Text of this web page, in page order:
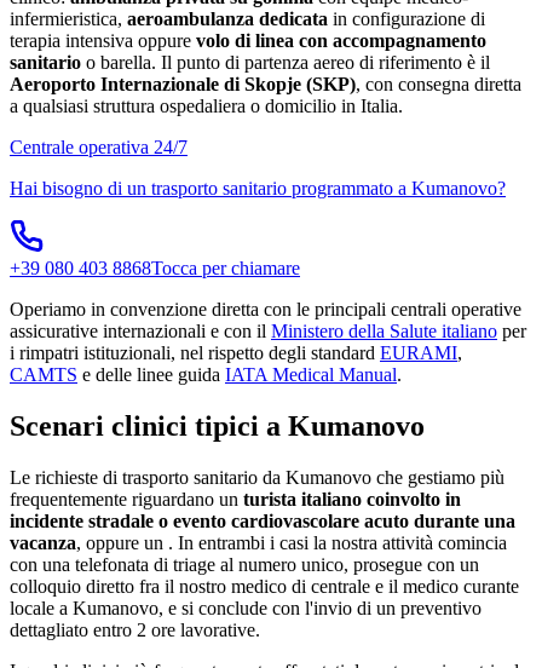
infermieristica, aeroambulanza dedicata in configurazione di
terapia intensiva oppure volo di linea con accompagnamento
sanitario o barella. Il punto di partenza aereo di riferimento è il
Aeroporto Internazionale di Skopje (SKP), con consegna diretta
a qualsiasi struttura ospedaliera o domicilio in Italia.
Centrale operativa 24/7
Hai bisogno di un trasporto sanitario programmato a Kumanovo?
+39 080 403 8868Tocca per chiamare
Operiamo in convenzione diretta con le principali centrali operative
assicurative internazionali e con il Ministero della Salute italiano per
i rimpatri istituzionali, nel rispetto degli standard EURAMI,
CAMTS e delle linee guida IATA Medical Manual.
Scenari clinici tipici a Kumanovo
Le richieste di trasporto sanitario da Kumanovo che gestiamo più
frequentemente riguardano un turista italiano coinvolto in
incidente stradale o evento cardiovascolare acuto durante una
vacanza, oppure un . In entrambi i casi la nostra attività comincia
con una telefonata di triage al numero unico, prosegue con un
colloquio diretto fra il nostro medico di centrale e il medico curante
locale a Kumanovo, e si conclude con l'invio di un preventivo
dettagliato entro 2 ore lavorative.